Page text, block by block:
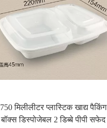
750 मिलीलीटर प्लास्टिक खाद्य पैकिंग
बॉक्स डिस्पोजेबल 2 डिब्बे पीपी सफेद